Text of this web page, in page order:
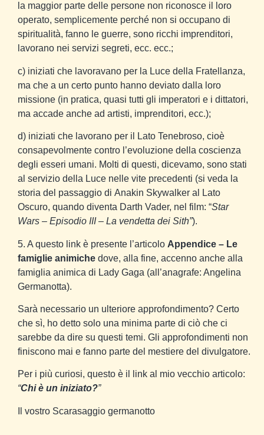
la maggior parte delle persone non riconosce il loro
operato, semplicemente perché non si occupano di
spiritualità, fanno le guerre, sono ricchi imprenditori,
lavorano nei servizi segreti, ecc. ecc.;
c) iniziati che lavoravano per la Luce della Fratellanza,
ma che a un certo punto hanno deviato dalla loro
missione (in pratica, quasi tutti gli imperatori e i dittatori,
ma accade anche ad artisti, imprenditori, ecc.);
d) iniziati che lavorano per il Lato Tenebroso, cioè
consapevolmente contro l’evoluzione della coscienza
degli esseri umani. Molti di questi, dicevamo, sono stati
al servizio della Luce nelle vite precedenti (si veda la
storia del passaggio di Anakin Skywalker al Lato
Oscuro, quando diventa Darth Vader, nel film: “Star
Wars – Episodio III – La vendetta dei Sith”).
5. A questo link è presente l’articolo Appendice – Le
famiglie animiche dove, alla fine, accenno anche alla
famiglia animica di Lady Gaga (all’anagrafe: Angelina
Germanotta).
Sarà necessario un ulteriore approfondimento? Certo
che sì, ho detto solo una minima parte di ciò che ci
sarebbe da dire su questi temi. Gli approfondimenti non
finiscono mai e fanno parte del mestiere del divulgatore.
Per i più curiosi, questo è il link al mio vecchio articolo:
“Chi è un iniziato?”
Il vostro Scarasaggio germanotto